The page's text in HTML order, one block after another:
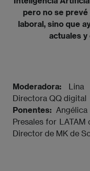
pero no se
laboral, sino que
actuales
Moderadora: Lina
Directora QQ digital
Ponentes:
Presales for LATAM
Director de MK de